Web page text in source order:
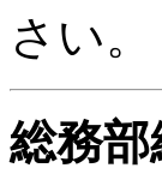
さい。
総務